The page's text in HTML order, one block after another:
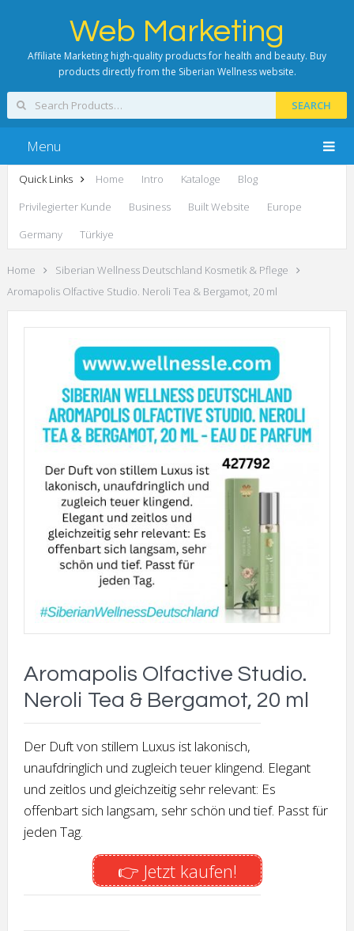
Web Marketing
Affiliate Marketing high-quality products for health and beauty. Buy
products directly from the Siberian Wellness website.
SEARCH
Menu
Quick Links Home Intro Kataloge
Blog
Privilegierter Kunde
Business Built Website
Europe
Germany
Türkiye
Home
Siberian Wellness Deutschland Kosmetik & Pflege
Aromapolis Olfactive Studio. Neroli Tea & Bergamot, 20 ml
Aromapolis Olfactive Studio.
Neroli Tea & Bergamot, 20 ml
Der Duft von stillem Luxus ist lakonisch,
unaufdringlich und zugleich teuer klingend. Elegant
und zeitlos und gleichzeitig sehr relevant: Es
offenbart sich langsam, sehr schön und tief. Passt für
jeden Tag.
👉 Jetzt kaufen!